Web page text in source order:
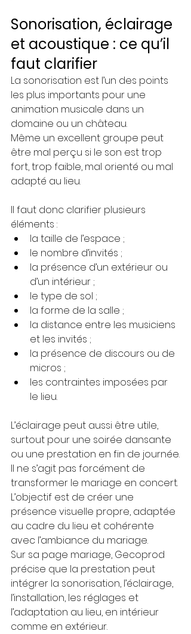
Sonorisation, éclairage
et acoustique : ce qu’il
faut clarifier
La sonorisation est l’un des points
les plus importants pour une
animation musicale dans un
domaine ou un château.
Même un excellent groupe peut
être mal perçu si le son est trop
fort, trop faible, mal orienté ou mal
adapté au lieu.
Il faut donc clarifier plusieurs
éléments :
la taille de l’espace ;
le nombre d’invités ;
la présence d’un extérieur ou
d’un intérieur ;
le type de sol ;
la forme de la salle ;
la distance entre les musiciens
et les invités ;
la présence de discours ou de
micros ;
les contraintes imposées par
le lieu.
L’éclairage peut aussi être utile,
surtout pour une soirée dansante
ou une prestation en fin de journée.
Il ne s’agit pas forcément de
transformer le mariage en concert.
L’objectif est de créer une
présence visuelle propre, adaptée
au cadre du lieu et cohérente
avec l’ambiance du mariage.
Sur sa page mariage, Gecoprod
précise que la prestation peut
intégrer la sonorisation, l’éclairage,
l’installation, les réglages et
l’adaptation au lieu, en intérieur
comme en extérieur.